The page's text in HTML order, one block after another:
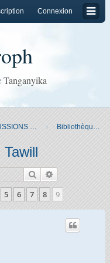
Connexion
Tanganyika
DISCUSSIONS PRATIQUES Bibliothèque et débats
Rechercher
5 6 7 8 9